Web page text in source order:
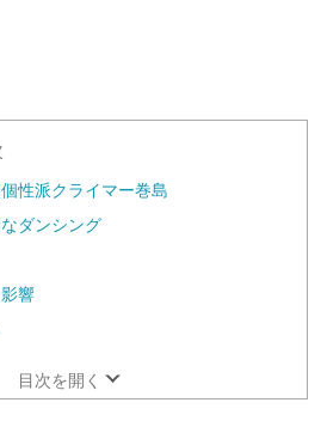
性派クライマー巻島
ダンシング
響
目次を開く